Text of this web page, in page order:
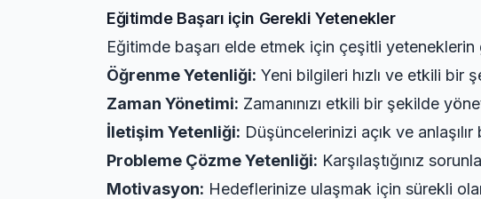
Eğitimde Başarı için Gerekli Yetenekler
Eğitimde başarı elde etmek için çeşitli
Öğrenme Yetenliği: Yeni bilgileri hızlı ve etkili bir
Zaman Yönetimi: Zamanınızı etkili bir şekilde
İletişim Yetenliği: Düşüncelerinizi açık ve
Probleme Çözme Yetenliği: Karşılaştığınız
Motivasyon: Hedeflerinize ulaşmak için sürekli